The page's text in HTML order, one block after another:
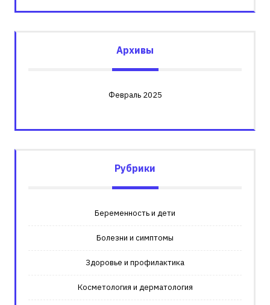
Архивы
Февраль 2025
Рубрики
Беременность и дети
Болезни и симптомы
Здоровье и профилактика
Косметология и дерматология